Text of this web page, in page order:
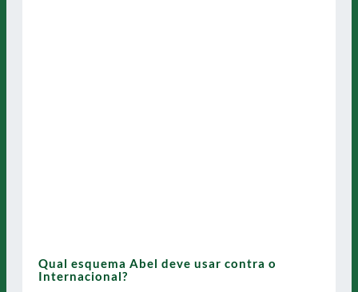
Qual esquema Abel deve usar contra o
Internacional?